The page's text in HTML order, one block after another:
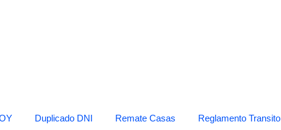
Duplicado DNI Remate Casas Reglamento Transito